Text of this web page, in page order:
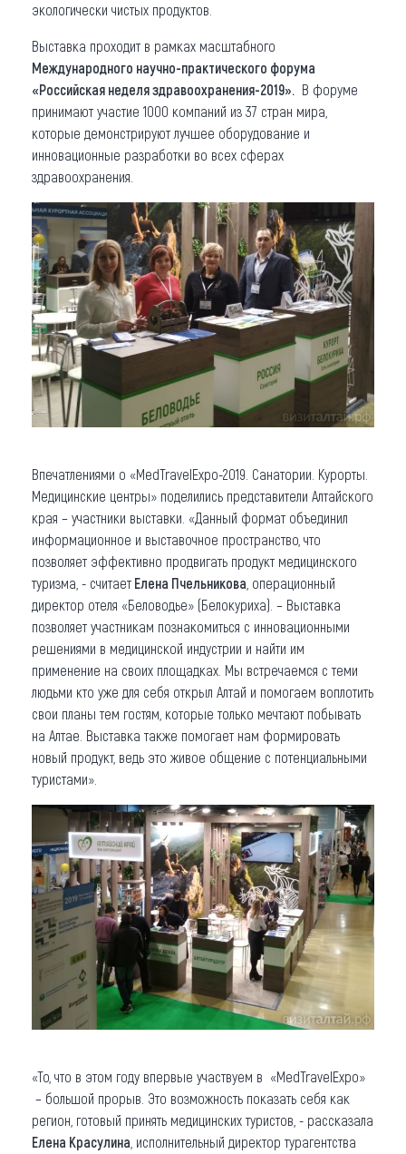
экологически чистых продуктов.
Выставка проходит в рамках масштабного
Международного научно-практического форума
«Российская неделя здравоохранения-2019». В форуме
принимают участие 1000 компаний из 37 стран мира,
которые демонстрируют лучшее оборудование и
инновационные разработки во всех сферах
здравоохранения.
Впечатлениями о «MedTravelExpo-2019. Санатории. Курорты.
Медицинские центры» поделились представители Алтайского
края – участники выставки. «Данный формат объединил
информационное и выставочное пространство, что
позволяет эффективно продвигать продукт медицинского
туризма, - считает Елена Пчельникова , операционный
директор отеля «Беловодье» (Белокуриха). – Выставка
позволяет участникам познакомиться с инновационными
решениями в медицинской индустрии и найти им
применение на своих площадках. Мы встречаемся с теми
людьми кто уже для себя открыл Алтай и помогаем воплотить
свои планы тем гостям, которые только мечтают побывать
на Алтае. Выставка также помогает нам формировать
новый продукт, ведь это живое общение с потенциальными
туристами».
«То, что в этом году впервые участвуем в «MedTravelExpo»
– большой прорыв. Это возможность показать себя как
регион, готовый принять медицинских туристов, - рассказала
Елена Красулина , исполнительный директор турагентства